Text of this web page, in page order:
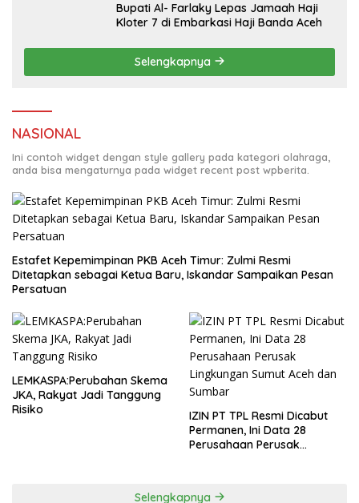
Bupati Al- Farlaky Lepas Jamaah Haji
Kloter 7 di Embarkasi Haji Banda Aceh
Selengkapnya
NASIONAL
Ini contoh widget dengan style gallery pada kategori olahraga,
anda bisa mengaturnya pada widget recent post wpberita.
Estafet Kepemimpinan PKB Aceh Timur: Zulmi Resmi
Ditetapkan sebagai Ketua Baru, Iskandar Sampaikan Pesan
Persatuan
LEMKASPA:Perubahan Skema
JKA, Rakyat Jadi Tanggung
Risiko
IZIN PT TPL Resmi Dicabut
Permanen, Ini Data 28
Perusahaan Perusak
Selengkapnya